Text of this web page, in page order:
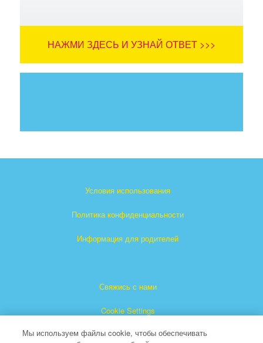
НАЖМИ ЗДЕСЬ И УЗНАЙ ОТВЕТ >>>
Условия использования
Политика конфиденциальности
Информация для родителей
Свяжись с нами
Cookie Settings
Мы используем файлы cookie, чтобы обеспечивать